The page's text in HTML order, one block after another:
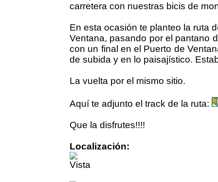
carretera con nuestras bicis de
En esta ocasión te planteo la ruta
Ventana, pasando por el pantano
con un final en el Puerto de
de subida y en lo paisajístico.
La vuelta por el mismo sitio.
Aquí te adjunto el track de la ruta:
Que la disfrutes!!!!
Localización: